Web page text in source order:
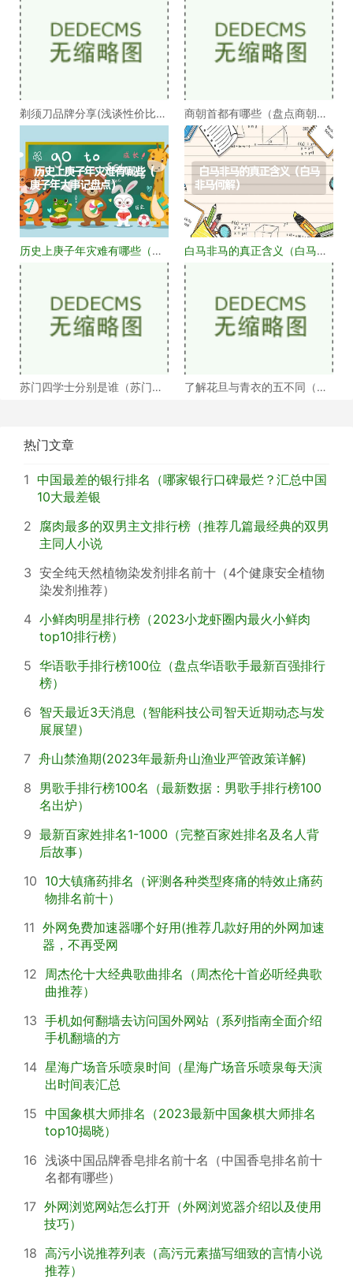
剃须刀品牌分享(浅谈性价比高
的剃须刀品牌）
商朝首都有哪些（盘点商朝的
十几个首都）
历史上庚子年灾难有哪些（庚
子年大事记盘点）
白马非马的真正含义（白马非
马何解）
苏门四学士分别是谁（苏门四
了解花旦与青衣的五不同（浅
热门文章
1 中国最差的银行排名（哪家银行口碑最烂？汇总中国
10大最差银
2
腐肉最多的双男主文排行榜（推荐几篇最经典的双男
主同人小说
3 安全纯天然植物染发剂排名前十（4个健康安全植物
染发剂推荐）
4 小鲜肉明星排行榜（2023小龙虾圈内最火小鲜肉
top10排行榜）
5 华语歌手排行榜100位（盘点华语歌手最新百强排行
榜）
6 智天最近3天消息（智能科技公司智天近期动态与发
展展望）
7 舟山禁渔期(2023年最新舟山渔业严管政策详解)
8 男歌手排行榜100名（最新数据：男歌手排行榜100
名出炉）
9 最新百家姓排名1-1000（完整百家姓排名及名人背
后故事）
10 10大镇痛药排名（评测各种类型疼痛的特效止痛药
物排名前十）
11 外网免费加速器哪个好用(推荐几款好用的外网加速
器，不再受网
12
周杰伦十大经典歌曲排名（周杰伦十首必听经典歌
曲推荐）
13 手机如何翻墙去访问国外网站（系列指南全面介绍
手机翻墙的方
14 星海广场音乐喷泉时间（星海广场音乐喷泉每天演
出时间表汇总
15 中国象棋大师排名（2023最新中国象棋大师排名
top10揭晓）
16 浅谈中国品牌香皂排名前十名（中国香皂排名前十
名都有哪些）
17 外网浏览网站怎么打开（外网浏览器介绍以及使用
技巧）
18 高污小说推荐列表（高污元素描写细致的言情小说
推荐）